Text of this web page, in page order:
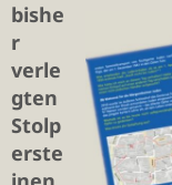
bishe
r
verle
gten
Stolp
erste